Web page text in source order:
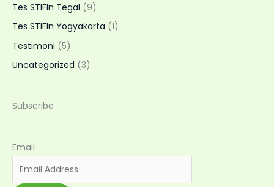
Tes STIFIn Tegal (9)
Tes STIFIn Yogyakarta (1)
Testimoni (5)
Uncategorized (3)
Subscribe
Email